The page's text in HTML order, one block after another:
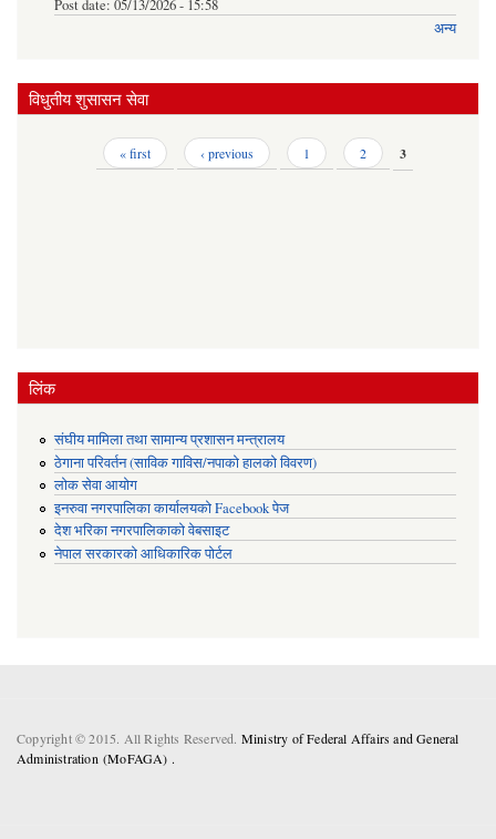
Post date: 05/13/2026 - 15:58
अन्य
विधुतीय शुसासन सेवा
« first ‹ previous 1 2 3
लिंक
संघीय मामिला तथा सामान्य प्रशासन मन्त्रालय
ठेगाना परिवर्तन (साविक गाविस/नपाको हालको विवरण)
लोक सेवा आयोग
इनरुवा नगरपालिका कार्यालयको Facebook पेज
देश भरिका नगरपालिकाको वेबसाइट
नेपाल सरकारको आधिकारिक पोर्टल
Copyright © 2015. All Rights Reserved. Ministry of Federal Affairs and General
Administration (MoFAGA) .